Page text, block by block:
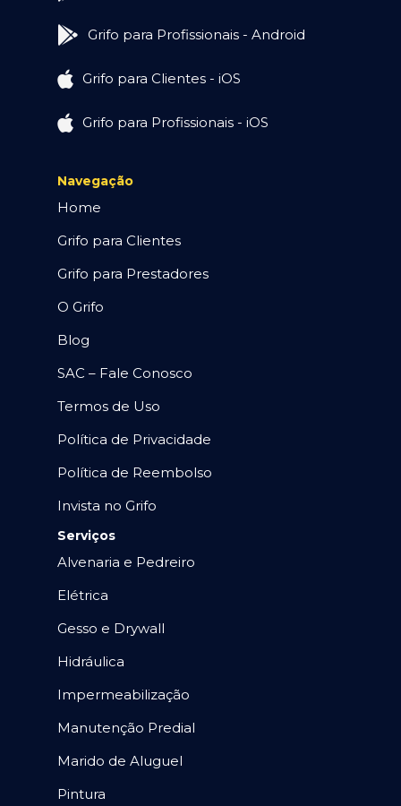
Grifo para Profissionais - Android
Grifo para Clientes - iOS
Grifo para Profissionais - iOS
Navegação
Home
Grifo para Clientes
Grifo para Prestadores
O Grifo
Blog
SAC – Fale Conosco
Termos de Uso
Política de Privacidade
Política de Reembolso
Invista no Grifo
Serviços
Alvenaria e Pedreiro
Elétrica
Gesso e Drywall
Hidráulica
Impermeabilização
Manutenção Predial
Marido de Aluguel
Pintura